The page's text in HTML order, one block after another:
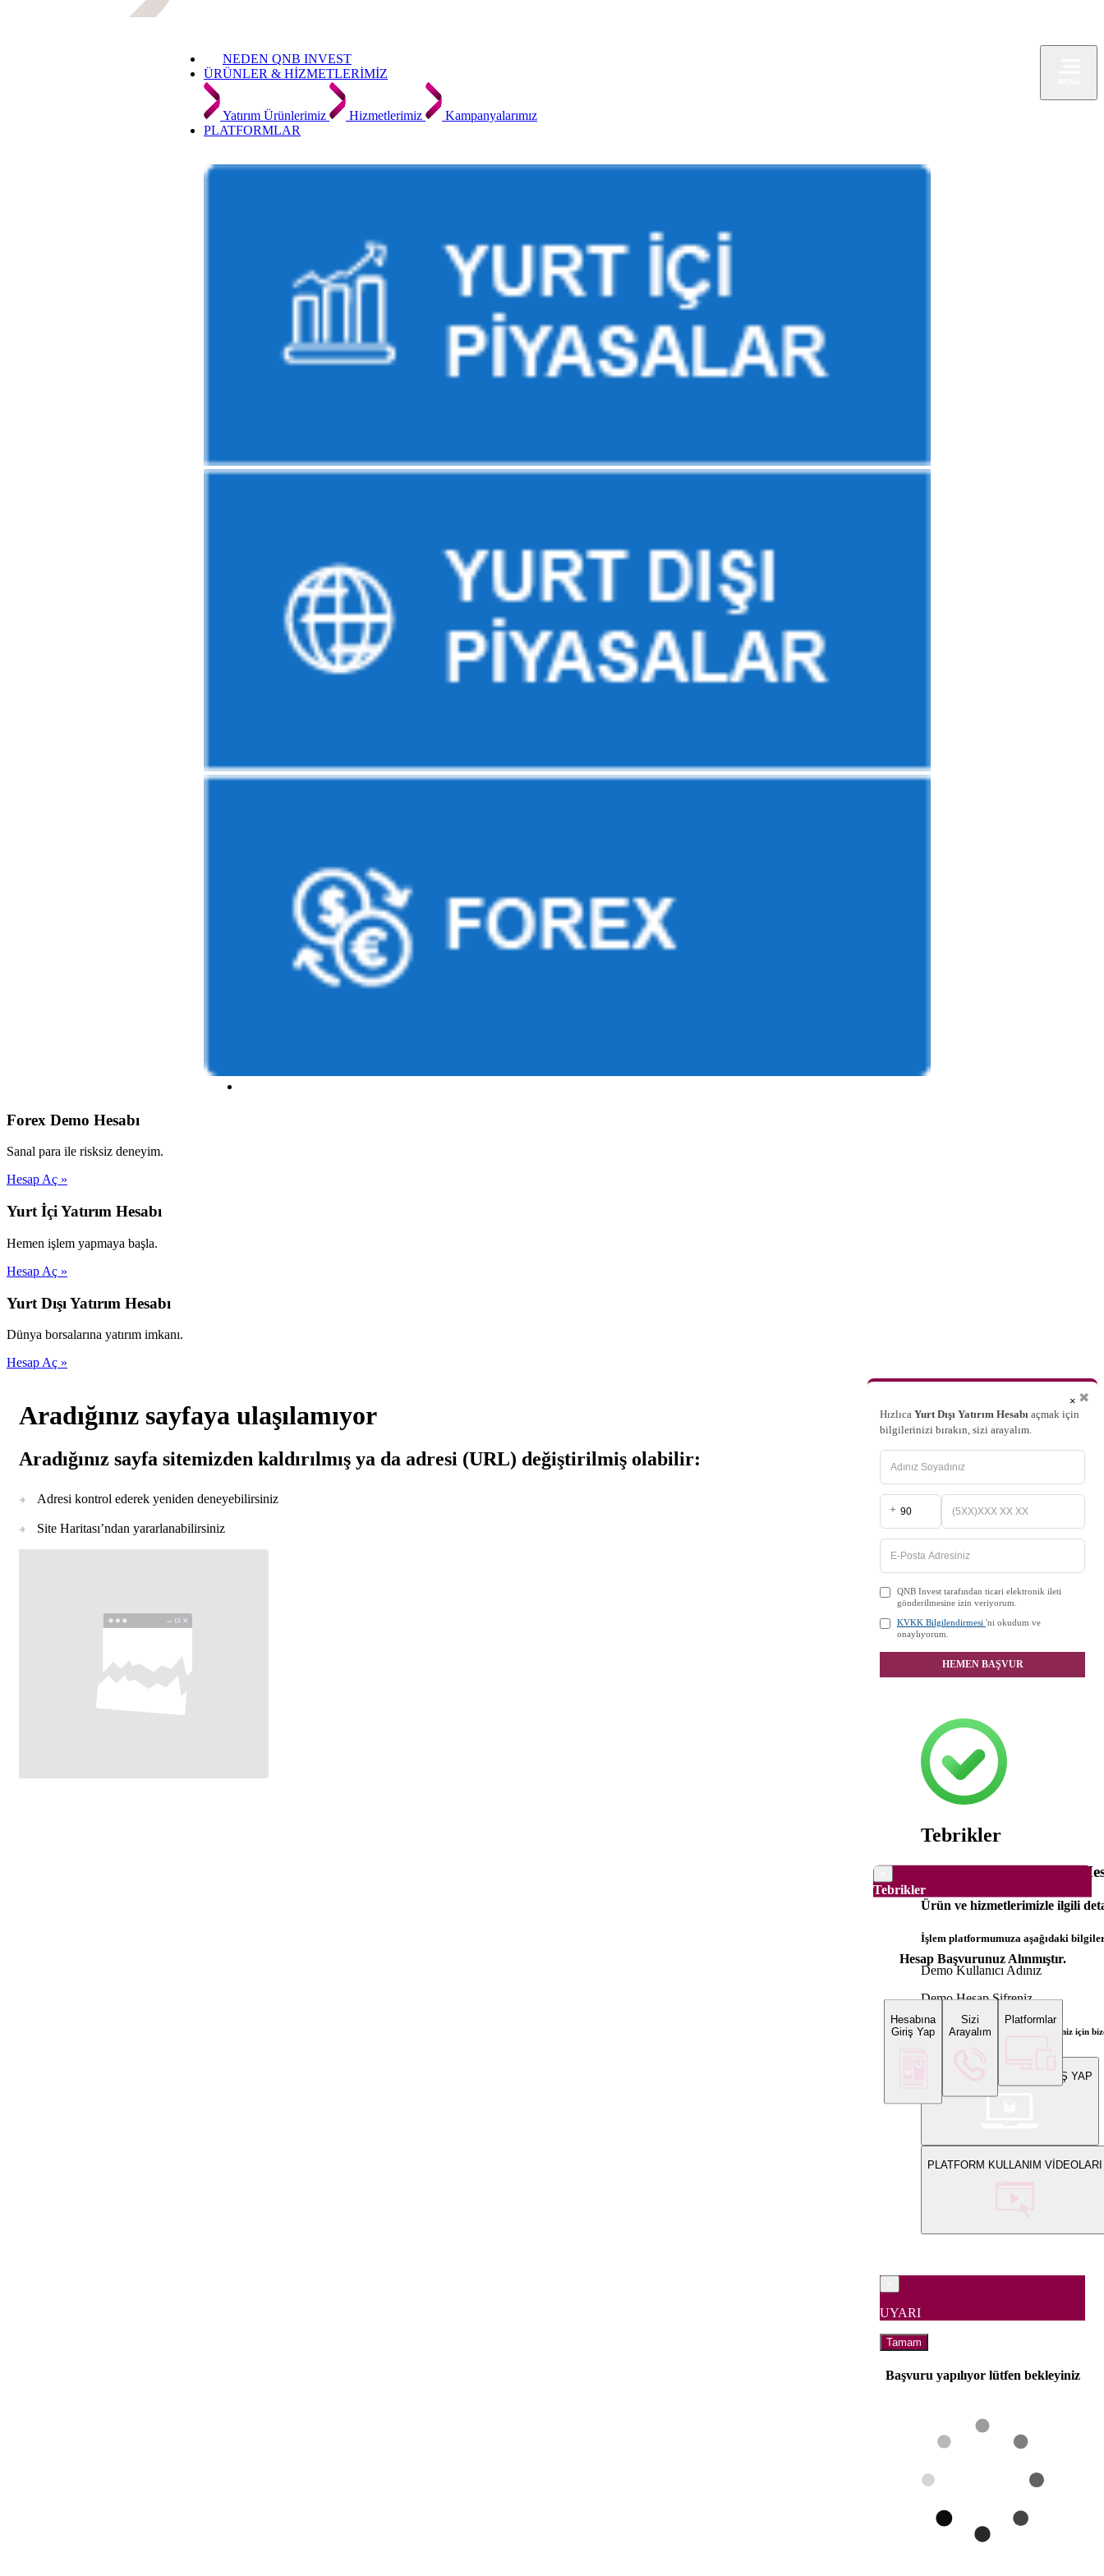
NEDEN QNB INVEST
ÜRÜNLER & HİZMETLERİMİZ
Yatırım Ürünlerimiz Hizmetlerimiz
Kampanyalarımız
PLATFORMLAR
Forex Demo Hesabı
Sanal para ile risksiz deneyim.
Hesap Aç »
Yurt İçi Yatırım Hesabı
Hemen işlem yapmaya başla.
Hesap Aç »
Yurt Dışı Yatırım Hesabı
Dünya borsalarına yatırım imkanı.
Hesap Aç »
Aradığınız sayfaya ulaşılamıyor
Aradığınız sayfa sitemizden kaldırılmış ya da adresi (URL) değiştirilmiş olabilir:
Adresi kontrol ederek yeniden deneyebilirsiniz
Site Haritası’ndan yararlanabilirsiniz
✖
Hızlıca Yurt Dışı Yatırım Hesabı açmak için
bilgilerinizi bırakın, sizi arayalım.
+
QNB Invest tarafından ticari elektronik ileti
gönderilmesine izin veriyorum.
KVKK Bilgilendirmesi 'ni okudum ve
onaylıyorum.
HEMEN BAŞVUR
Tebrikler
Hesap Başvurunuz Alınmıştır.
Hesabına
Giriş Yap
Sizi
Arayalım
Platformlar
×
Tebrikler
Dünya Borsaları Demo
Ürün ve hizmetlerimizle ilgili
İşlem platformumuza aşağıdaki
Demo Kullanıcı Adınız
Demo Hesap Şifreniz
Bilgi ve gerçek hesap açılış talepleriniz için
WEB PLATFORMUNA GİRİŞ YAP
PLATFORM KULLANIM VİDEOLARI
UYARI
Tamam
Başvuru yapılıyor lütfen bekleyiniz